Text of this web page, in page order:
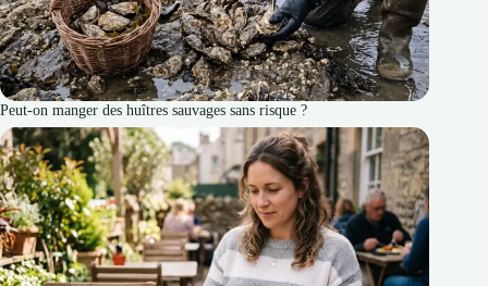
Peut-on manger des huîtres sauvages sans risque ?